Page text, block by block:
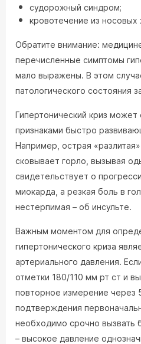
судорожный синдром;
кровотечение из носовых
Обратите внимание:
перечисленные симптомы
мало выражены. В этом
патологического состояния
Гипертонический криз
признаками быстро
Например, острая
сковывает горло, вызывая
свидетельствует о
миокарда, а резкая боль в
нестерпимая – об инсульте.
Важным моментом для
гипертонического криза
артериального давления.
отметки 180/110 мм рт ст и
повторное измерение через
подтверждения
необходимо срочно вызвать
– высокое давление